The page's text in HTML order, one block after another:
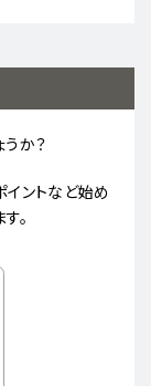
か？
ントなど始め
。